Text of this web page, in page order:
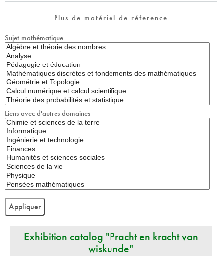
Plus de matériel de réference
Sujet mathématique
Liens avec d'autres domaines
Exhibition catalog "Pracht en kracht van
wiskunde"